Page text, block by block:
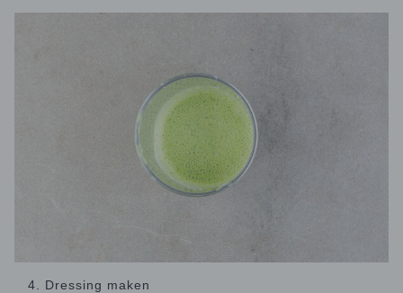
4. Dressing maken